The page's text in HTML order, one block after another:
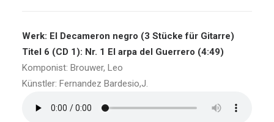
Werk: El Decameron negro (3 Stücke für Gitarre)
Titel 6 (CD 1): Nr. 1 El arpa del Guerrero (4:49)
Komponist: Brouwer, Leo
Künstler: Fernandez Bardesio,J.